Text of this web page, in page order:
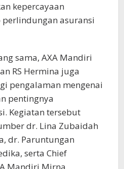
kepercayaan
asuransi
sama, AXA Mandiri
RS Hermina juga
pengalaman mengenai
pentingnya
Kegiatan tersebut
dr. Lina Zubaidah
dr. Paruntungan
serta Chief